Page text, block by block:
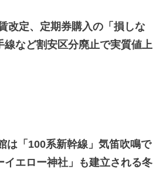
改定、定期券購入の「損しな
線など割安区分廃止で実質値上
は「100系新幹線」気笛吹鳴で
イエロー神社」も建立される冬